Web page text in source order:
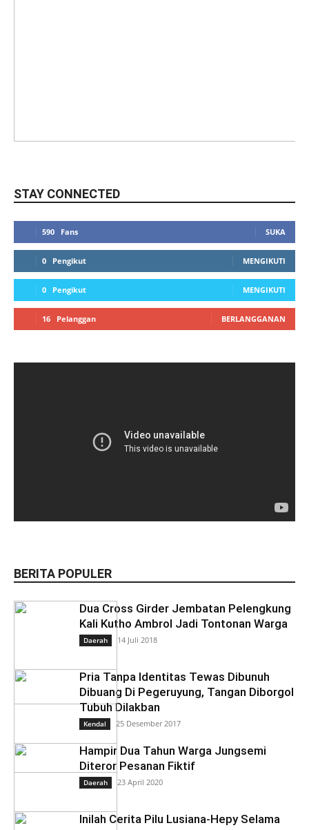
STAY CONNECTED
590 Fans SUKA
0 Pengikut MENGIKUTI
0 Pengikut MENGIKUTI
16 Pelanggan BERLANGGANAN
BERITA POPULER
Dua Cross Girder Jembatan Pelengkung
Kali Kutho Ambrol Jadi Tontonan Warga
Daerah 14 Juli 2018
Pria Tanpa Identitas Tewas Dibunuh
Dibuang Di Pegeruyung, Tangan Diborgol
Tubuh Dilakban
Kendal 25 Desember 2017
Hampir Dua Tahun Warga Jungsemi
Diteror Pesanan Fiktif
Daerah 23 April 2020
Inilah Cerita Pilu Lusiana-Hepy Selama